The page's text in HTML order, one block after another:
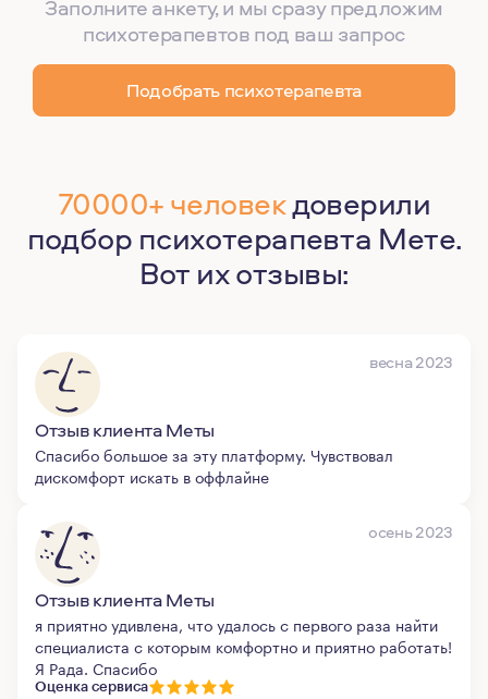
Заполните анкету, и мы сразу предложим
психотерапевтов под ваш запрос
Подобрать психотерапевта
70000+ человекдоверили
подбор психотерапевта Мете.
Вот их отзывы:
весна 2023
Отзыв клиента Меты
Спасибо большое за эту платформу. Чувствовал
дискомфорт искать в оффлайне
осень 2023
Отзыв клиента Меты
я приятно удивлена, что удалось с первого раза найти
специалиста с которым комфортно и приятно работать!
Я Рада. Спасибо
Оценка сервиса